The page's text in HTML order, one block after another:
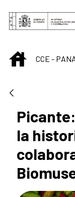
Saltar al
INICIO
CCE -
la